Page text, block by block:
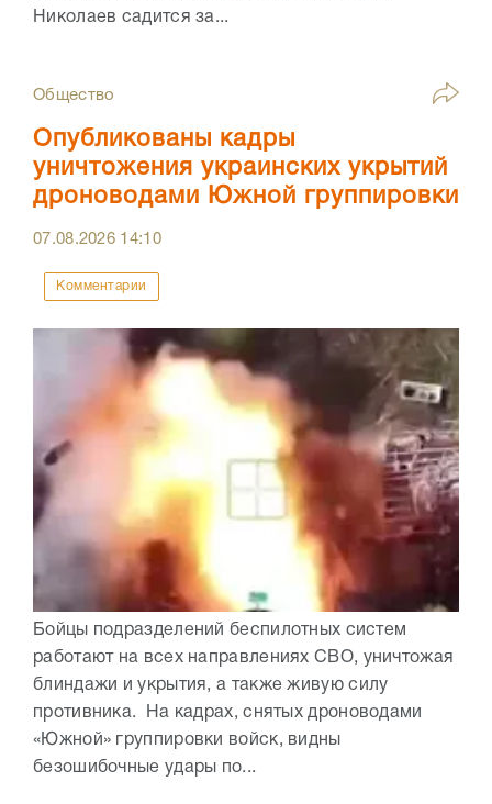
Николаев садится за...
Общество
Опубликованы кадры
уничтожения украинских укрытий
дроноводами Южной группировки
07.08.2026 14:10
Комментарии
Бойцы подразделений беспилотных систем
работают на всех направлениях СВО, уничтожая
блиндажи и укрытия, а также живую силу
противника. На кадрах, снятых дроноводами
«Южной» группировки войск, видны
безошибочные удары по...